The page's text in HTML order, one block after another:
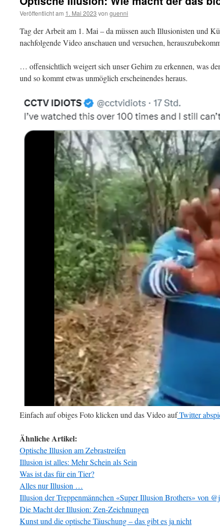
Veröffentlicht am 1. Mai 2023 von guenni
Tag der Arbeit am 1. Mai – da müssen auch Illusionisten und
nachfolgende Video anschauen und versuchen,
… offensichtlich weigert sich unser Gehirn zu erkennen, was
und so kommt etwas unmöglich erscheinendes heraus.
Einfach auf obiges Foto klicken und das Video aufTwitter
Ähnliche Artikel:
Optische Illusion am Zebrastreifen
Illusion ist alles: Mehr Schein als Sein
Was ist das für ein Tier?
Alles nur Illusion …
Illusion der Treppenmännchen «Super Illusion Brothers» von
Die Macht der Illusion: Zen-Zeichnungen
Kunst und die optische Täuschung – das gibt es ja nicht